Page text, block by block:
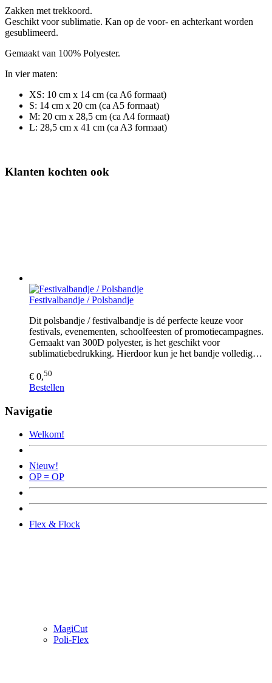
Zakken met trekkoord.
Geschikt voor sublimatie. Kan op de voor- en achterkant worden
gesublimeerd.
Gemaakt van 100% Polyester.
In vier maten:
XS: 10 cm x 14 cm (ca A6 formaat)
S: 14 cm x 20 cm (ca A5 formaat)
M: 20 cm x 28,5 cm (ca A4 formaat)
L: 28,5 cm x 41 cm (ca A3 formaat)
Klanten kochten ook
Festivalbandje / Polsbandje
Dit polsbandje / festivalbandje is dé perfecte keuze voor
festivals, evenementen, schoolfeesten of promotiecampagnes.
Gemaakt van 300D polyester, is het geschikt voor
sublimatiebedrukking. Hierdoor kun je het bandje volledig…
€ 0,50
Bestellen
Navigatie
Welkom!
Nieuw!
OP = OP
Flex & Flock
MagiCut
Poli-Flex